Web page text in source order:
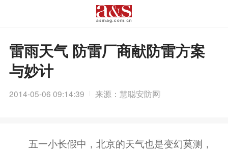
雷雨天气 防雷厂商献防雷方案
与妙计
2014-05-06 09:14:39 来源：慧聪安防网
五一小长假中，北京的天气也是变幻莫测，